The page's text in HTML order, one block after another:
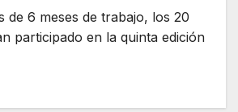
de 6 meses de trabajo, los 20
participado en la quinta edición